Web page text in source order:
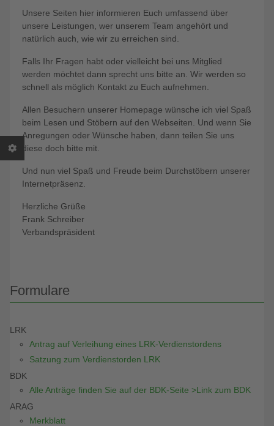
Unsere Seiten hier informieren Euch umfassend über
unsere Leistungen, wer unserem Team angehört und
natürlich auch, wie wir zu erreichen sind.
Falls Ihr Fragen habt oder vielleicht bei uns Mitglied
werden möchtet dann sprecht uns bitte an. Wir werden so
schnell als möglich Kontakt zu Euch aufnehmen.
Allen Besuchern unserer Homepage wünsche ich viel Spaß
beim Lesen und Stöbern auf den Webseiten. Und wenn Sie
Anregungen oder Wünsche haben, dann teilen Sie uns
diese doch bitte mit.
Und nun viel Spaß und Freude beim Durchstöbern unserer
Internetpräsenz.
Herzliche Grüße
Frank Schreiber
Verbandspräsident
Formulare
LRK
Antrag auf Verleihung eines LRK-Verdienstordens
Satzung zum Verdienstorden LRK
BDK
Alle Anträge finden Sie auf der BDK-Seite >Link zum BDK
ARAG
Merkblatt